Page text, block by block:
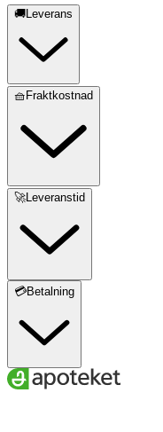
🚚Leverans
🧺Fraktkostnad
🚀Leveranstid
💳Betalning